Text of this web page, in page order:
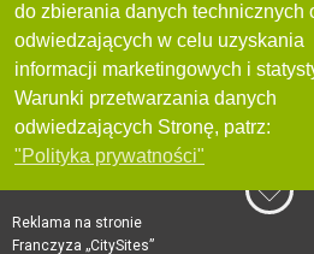
do zbierania danych technicznych
odwiedzających w celu uzyskania
informacji marketingowych i
Warunki przetwarzania danych
odwiedzających Stronę, patrz:
"Polityka prywatności"
Reklama na stronie
Franczyza „CitySites”